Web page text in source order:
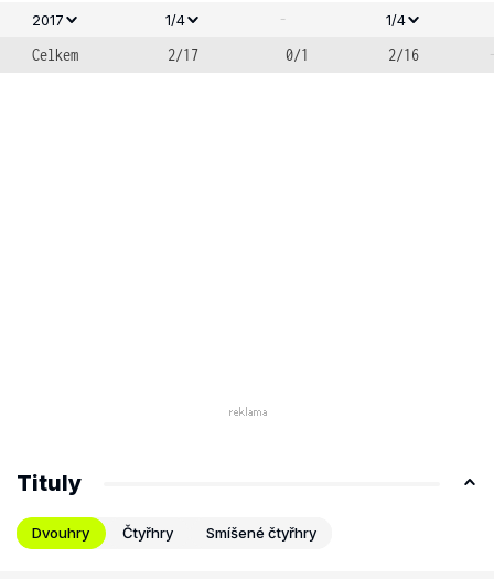
2017
1/4 - 1/4
Celkem 2/17 0/1 2/16
Tituly
Dvouhry Čtyřhry Smíšené čtyřhry